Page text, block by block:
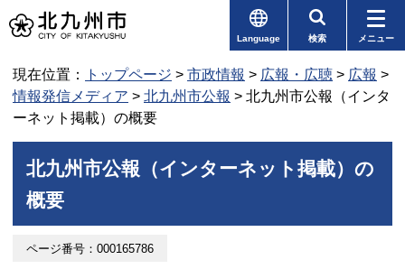
Language 検索 メニュー
現在位置： トップページ > 市政情報 > 広報・広聴 > 広報 >
情報発信メディア > 北九州市公報 > 北九州市公報（インタ
ーネット掲載）の概要
北九州市公報（インターネット掲載）の
概要
ページ番号：000165786